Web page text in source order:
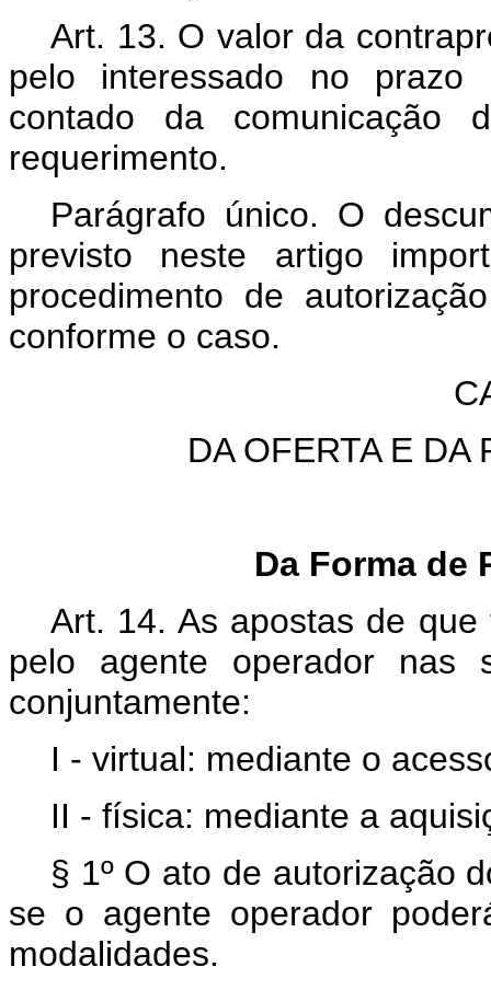
Art. 13. O valor da
pelo interessado no
contado da comunicação
requerimento.
Parágrafo único. O
previsto neste artigo
procedimento de
conforme o caso.
DA OFERTA E DA
Da Forma de
Art. 14. As apostas de
pelo agente operador nas
conjuntamente:
I - virtual: mediante o
II - física: mediante a
§ 1º O ato de autorização
se o agente operador
modalidades.